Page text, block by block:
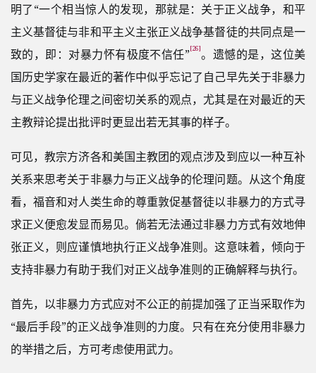
明了“一个相当惊人的发现，那就是：关于正义战争，和平
主义基督徒与非和平主义主张正义战争基督徒的共同点是一
致的，即：对暴力怀有极度不信任”[26]。遗憾的是，这位美
国历史学家在最近的著作中似乎忘记了自己早先关于非暴力
与正义战争伦理之间密切关系的观点，尤其是在对最近的天
主教辩论提出批评时更显出若无其事的样子。
可见，教宗方济各和美国主教团的观点涉及到应以一种互补
关系来思考关于非暴力与正义战争的伦理问题。从这个角度
看，福音和对人类生命的尊重敦促基督徒以非暴力的方式寻
求正义便愈发显而易见。倘若无法通过非暴力方式有效地伸
张正义，则应谨慎地执行正义战争准则。这意味着，倾向于
支持非暴力有助于我们对正义战争准则的正确解释与执行。
首先，以非暴力方式应对不公正的前提加强了正当采取作为
“最后手段”的正义战争准则的力度。只有在充分使用非暴力
的举措之后，方可考虑使用武力。